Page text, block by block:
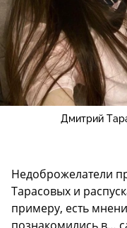
Дмитрий
Недоброжелатели
Тарасовых и
примеру, есть